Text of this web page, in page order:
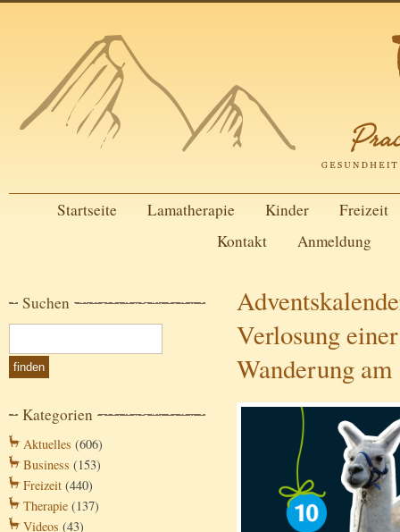
Startseite Lamatherapie Kinder
Freizeit
Kontakt
Anmeldung
Suchen
Kategorien
Aktuelles (606)
Business (153)
Freizeit (440)
Therapie (137)
Videos (43)
Verlosung
Wanderung